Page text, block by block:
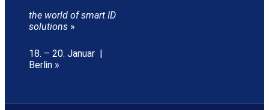
the world of smart ID
solutions »
18. – 20. Januar |
Berlin »